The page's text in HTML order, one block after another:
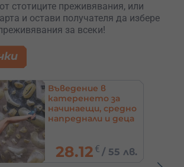
стотиците преживявания, или
и остави получателя да избере
за всеки!
Урок по конна езда
в комплекс
Тракиец – до
Пловдив
21.99 € /43 лв.